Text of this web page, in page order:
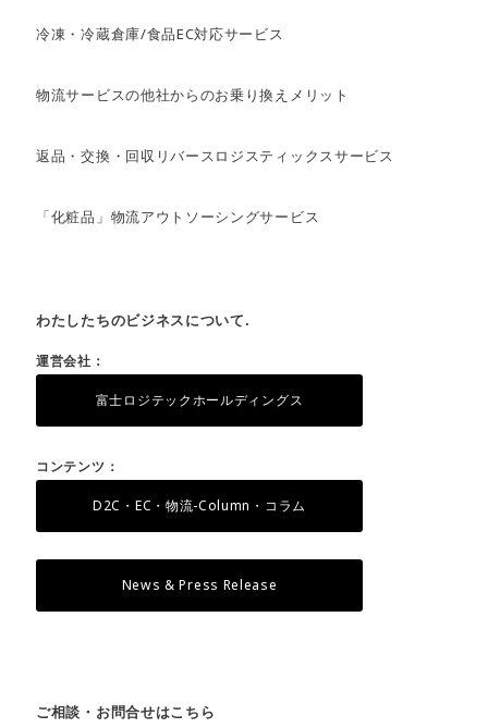
冷凍・冷蔵倉庫/食品EC対応サービス
物流サービスの他社からのお乗り換えメリット
返品・交換・回収リバースロジスティックスサービス
「化粧品」物流アウトソーシングサービス
わたしたちのビジネスについて.
運営会社：
富士ロジテックホールディングス
コンテンツ：
D2C・EC・物流-Column・コラム
News & Press Release
ご相談・お問合せはこちら